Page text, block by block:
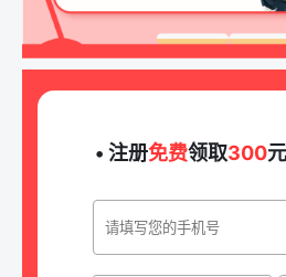
• 注册免费领取300